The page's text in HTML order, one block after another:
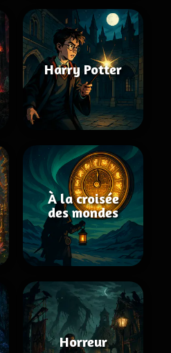
Harry Potter
À la croisée
des mondes
Horreur